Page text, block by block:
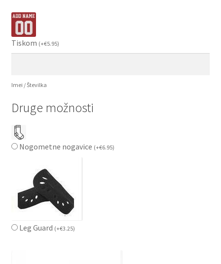
Tiskom (+€5.95)
Imei / Številka
Druge možnosti
Nogometne nogavice (+€6.95)
Leg Guard (+€3.25)